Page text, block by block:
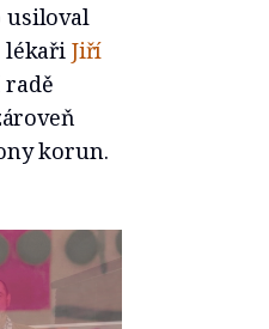
usiloval
lékaři Jiří
radě
korun.